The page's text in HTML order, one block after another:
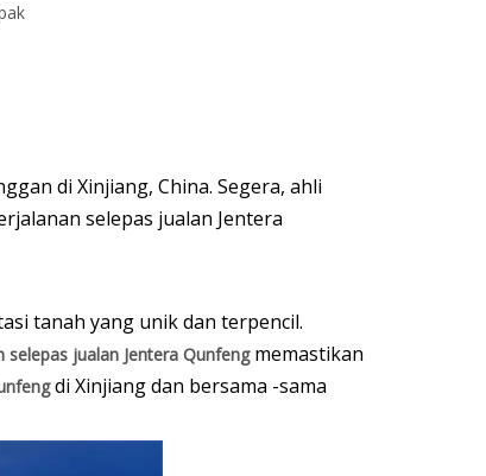
di Xinjiang, China. Segera, ahli
selepas jualan Jentera
tanah yang unik dan terpencil.
selepas jualan Jentera Qunfeng memastikan
di Xinjiang dan bersama -sama